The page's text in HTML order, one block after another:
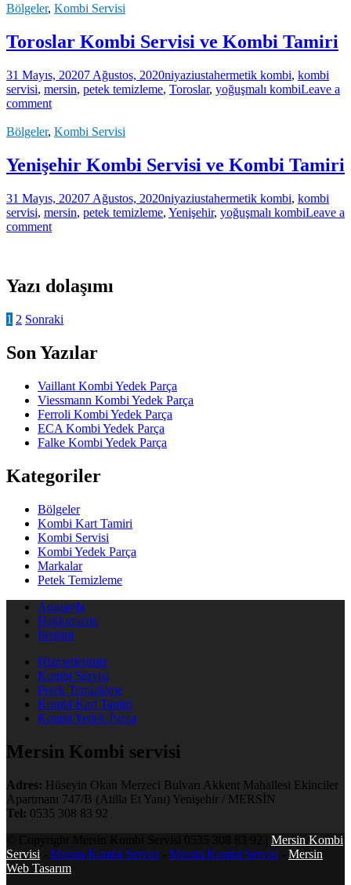
Bölgeler, Kombi Servisi
Toroslar Kombi Servisi ve Kombi Tamiri
31 Mayıs, 20207 Ağustos, 2020niyaziustahermetik kombi, kombi
servisi, mersin, petek temizleme, Toroslar, yoğuşmalı kombiLeave a
comment
Bölgeler, Kombi Servisi
Yenişehir Kombi Servisi ve Kombi Tamiri
31 Mayıs, 20207 Ağustos, 2020niyaziustahermetik kombi, kombi
servisi, mersin, petek temizleme, Yenişehir, yoğuşmalı kombiLeave a
comment
Yazı dolaşımı
1 2 Sonraki
Son Yazılar
Vaillant Kombi Yedek Parça
Viessmann Kombi Yedek Parça
Ferroli Kombi Yedek Parça
ECA Kombi Yedek Parça
Falke Kombi Yedek Parça
Kategoriler
Bölgeler
Kombi Kart Tamiri
Kombi Servisi
Kombi Yedek Parça
Markalar
Petek Temizleme
Anasayfa
Hakkımızda
İletişim
Hizmetlerimiz
Kombi Servisi
Petek Temizleme
Kombi Kart Tamiri
Kombi Yedek Parça
Mersin Kombi servisi
Adres: Hüseyin Okan Merzeci Bulvarı Akkent Mahallesi Ekinciler
Apartmanı 747/B (Atilla Et Yanı) Yenişehir / MERSİN
Tel: 0535 308 83 92
Mersin Kombi
Servisi
Mersin Kombi Servisi Mersin Kombi Servisi
Mersin
Web Tasarım